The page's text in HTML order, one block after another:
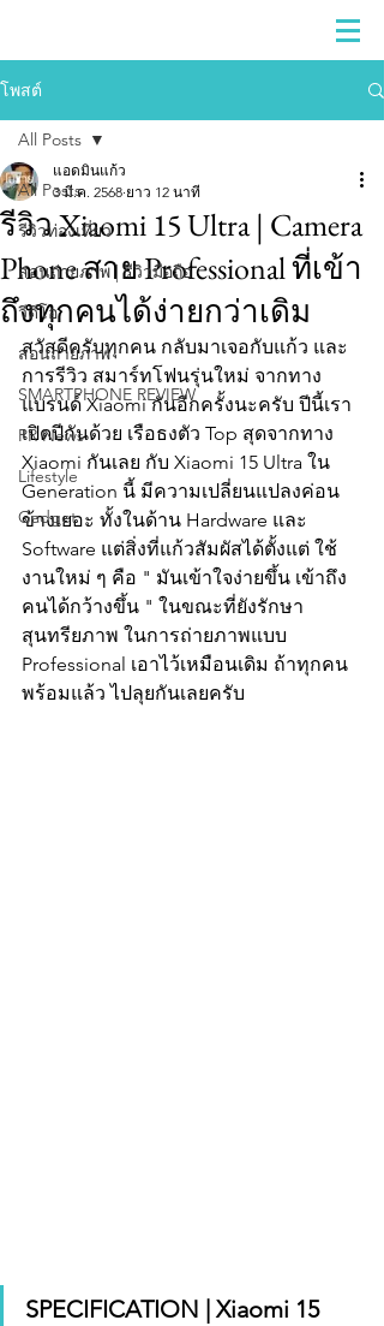
โพสต์
All Posts
รีวิวท่องเที่ยว
สอนถ่ายภาพ | รีวิวมือถือ
วีดีโอ
สอนถ่ายภาพ
SMARTPHONE REVIEW
PR News
Lifestyle
Gadget
All Posts
รีวิว Xiaomi 15 Ultra | Camera
Phone สาย Professional ที่เข้า
ถึงทุกคนได้ง่ายกว่าเดิม
แอดมินแก้ว
3 มี.ค. 2568 ยาว 12 นาที
สวัสดีครับทุกคน กลับมาเจอกับแก้ว และ
การรีวิว สมาร์ทโฟนรุ่นใหม่ จากทาง
แบรนด์ Xiaomi กันอีกครั้งนะครับ ปีนี้เรา
เปิดปีกันด้วย เรือธงตัว Top สุดจากทาง
Xiaomi กันเลย กับ Xiaomi 15 Ultra ใน
Generation นี้ มีความเปลี่ยนแปลงค่อน
ข้างเยอะ ทั้งในด้าน Hardware และ
Software แต่สิ่งที่แก้วสัมผัสได้ตั้งแต่ ใช้
งานใหม่ ๆ คือ " มันเข้าใจง่ายขึ้น เข้าถึง
คนได้กว้างขึ้น " ในขณะที่ยังรักษา
สุนทรียภาพ ในการถ่ายภาพแบบ
Professional เอาไว้เหมือนเดิม ถ้าทุกคน
พร้อมแล้ว ไปลุยกันเลยครับ
SPECIFICATION | Xiaomi 15